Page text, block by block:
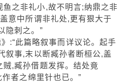
鱼之非礼小,故不明言;纳鼎之非
意中所谓非礼处,更有狠大于
隐刺之。”
此篇略叙事而详议论。起手
叙事,末以断臧孙者断桓公,盖
贼,臧孙借题发挥。结处竟
作者之绵里针也已。”